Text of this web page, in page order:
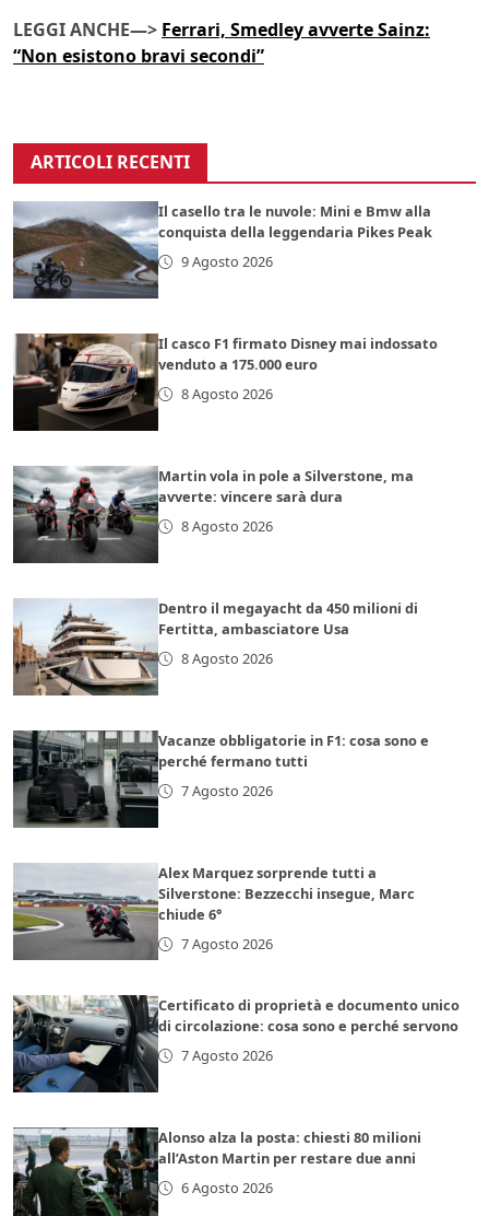
LEGGI ANCHE—> Ferrari, Smedley avverte Sainz:
“Non esistono bravi secondi”
ARTICOLI RECENTI
Il casello tra le nuvole: Mini e Bmw alla
conquista della leggendaria Pikes Peak
9 Agosto 2026
Il casco F1 firmato Disney mai indossato
venduto a 175.000 euro
8 Agosto 2026
Martin vola in pole a Silverstone, ma
avverte: vincere sarà dura
8 Agosto 2026
Dentro il megayacht da 450 milioni di
Fertitta, ambasciatore Usa
8 Agosto 2026
Vacanze obbligatorie in F1: cosa sono e
perché fermano tutti
7 Agosto 2026
Alex Marquez sorprende tutti a
Silverstone: Bezzecchi insegue, Marc
chiude 6°
7 Agosto 2026
Certificato di proprietà e documento unico
di circolazione: cosa sono e perché servono
7 Agosto 2026
Alonso alza la posta: chiesti 80 milioni
all’Aston Martin per restare due anni
6 Agosto 2026